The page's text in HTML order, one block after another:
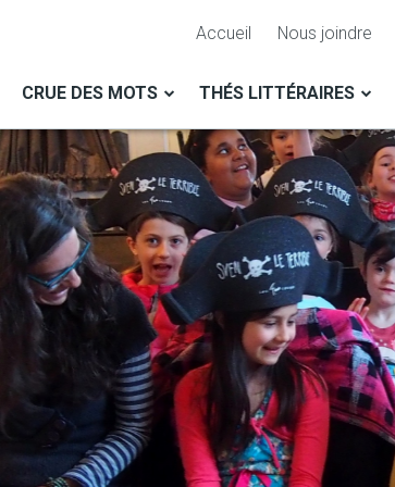
Accueil Nous joindre
CRUE DES MOTS THÉS LITTÉRAIRES